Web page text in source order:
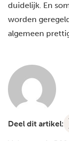
duidelijk. En
worden
algemeen
Deel dit artikel: